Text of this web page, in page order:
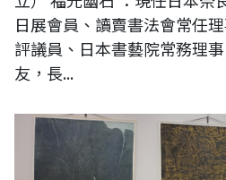
日展會員、讀賣書法會常任
評議員、日本書藝院常務理
友，長...